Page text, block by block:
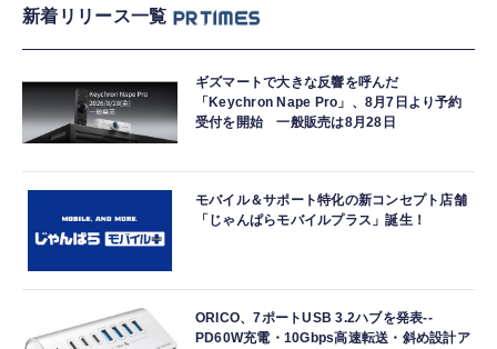
新着リリース一覧
ギズマートで大きな反響を呼んだ
「Keychron Nape Pro」、8月7日より予約
受付を開始 一般販売は8月28日
モバイル＆サポート特化の新コンセプト店舗
「じゃんぱらモバイルプラス」誕生！
ORICO、7ポートUSB 3.2ハブを発表--
PD60W充電・10Gbps高速転送・斜め設計ア